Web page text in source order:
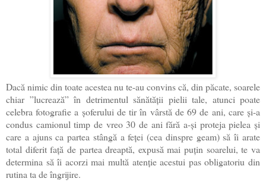
Dacă nimic din toate acestea nu te-au convins că, din păcate, soarele
chiar ”lucrează” în detrimentul sănătății pielii tale, atunci poate
celebra fotografie a șoferului de tir în vârstă de 69 de ani, care și-a
condus camionul timp de vreo 30 de ani fără a-și proteja pielea și
care a ajuns ca partea stângă a feței (cea dinspre geam) să îi arate
total diferit față de partea dreaptă, expusă mai puțin soarelui, te va
determina să îi acorzi mai multă atenție acestui pas obligatoriu din
rutina ta de îngrijire.